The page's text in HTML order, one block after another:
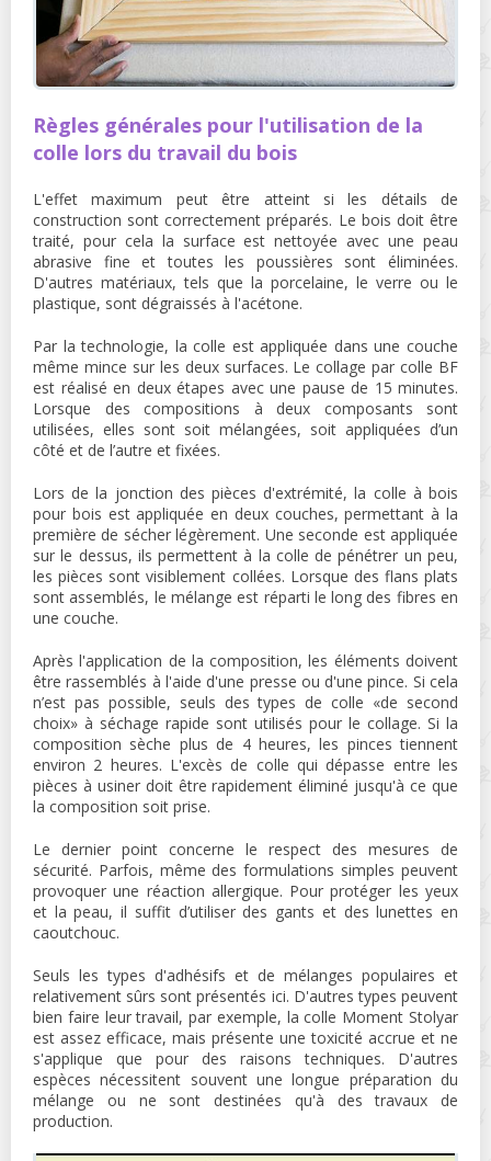
Règles générales pour l'utilisation de la
colle lors du travail du bois
L'effet maximum peut être atteint si les détails de
construction sont correctement préparés. Le bois doit être
traité, pour cela la surface est nettoyée avec une peau
abrasive fine et toutes les poussières sont éliminées.
D'autres matériaux, tels que la porcelaine, le verre ou le
plastique, sont dégraissés à l'acétone.
Par la technologie, la colle est appliquée dans une couche
même mince sur les deux surfaces. Le collage par colle BF
est réalisé en deux étapes avec une pause de 15 minutes.
Lorsque des compositions à deux composants sont
utilisées, elles sont soit mélangées, soit appliquées d’un
côté et de l’autre et fixées.
Lors de la jonction des pièces d'extrémité, la colle à bois
pour bois est appliquée en deux couches, permettant à la
première de sécher légèrement. Une seconde est appliquée
sur le dessus, ils permettent à la colle de pénétrer un peu,
les pièces sont visiblement collées. Lorsque des flans plats
sont assemblés, le mélange est réparti le long des fibres en
une couche.
Après l'application de la composition, les éléments doivent
être rassemblés à l'aide d'une presse ou d'une pince. Si cela
n’est pas possible, seuls des types de colle «de second
choix» à séchage rapide sont utilisés pour le collage. Si la
composition sèche plus de 4 heures, les pinces tiennent
environ 2 heures. L'excès de colle qui dépasse entre les
pièces à usiner doit être rapidement éliminé jusqu'à ce que
la composition soit prise.
Le dernier point concerne le respect des mesures de
sécurité. Parfois, même des formulations simples peuvent
provoquer une réaction allergique. Pour protéger les yeux
et la peau, il suffit d’utiliser des gants et des lunettes en
caoutchouc.
Seuls les types d'adhésifs et de mélanges populaires et
relativement sûrs sont présentés ici. D'autres types peuvent
bien faire leur travail, par exemple, la colle Moment Stolyar
est assez efficace, mais présente une toxicité accrue et ne
s'applique que pour des raisons techniques. D'autres
espèces nécessitent souvent une longue préparation du
mélange ou ne sont destinées qu'à des travaux de
production.